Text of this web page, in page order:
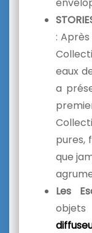
:
eaux
a
pures,
que
Les